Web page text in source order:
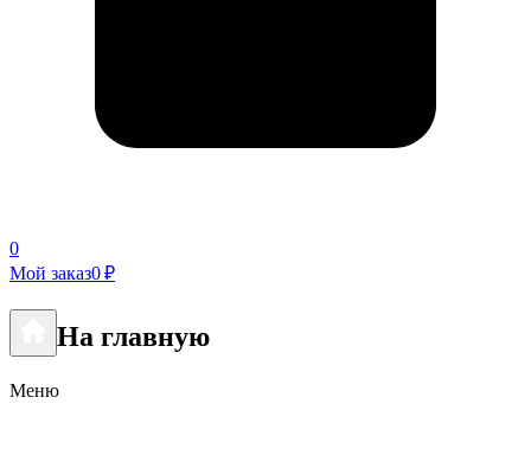
0
Мой заказ0 ₽
На главную
Меню